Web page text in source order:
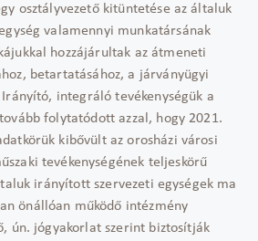
osztályvezető kitüntetése az általuk
valamennyi munkatársának
hozzájárultak az átmeneti
betartatásához, a járványügyi
integráló tevékenységük a
folytatódott azzal, hogy 2021.
kibővült az orosházi városi
tevékenységének teljeskörű
irányított szervezeti egységek ma
önállóan működő intézmény
ún. jógyakorlat szerint biztosítják